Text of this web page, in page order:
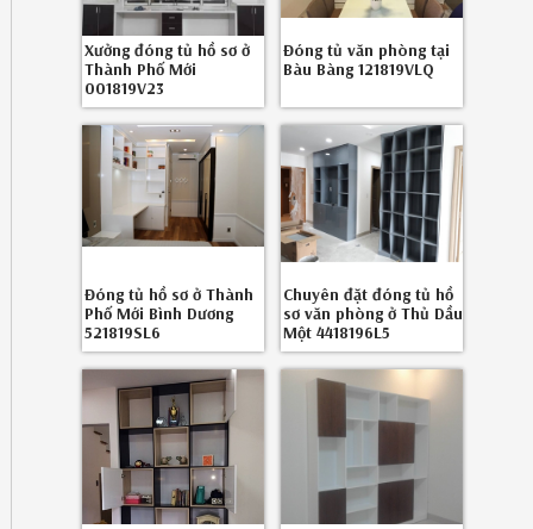
Xưởng đóng tủ hồ sơ ở
Thành Phố Mới
001819V23
Đóng tủ văn phòng tại
Bàu Bàng 121819VLQ
Đóng tủ hồ sơ ở Thành
Phố Mới Bình Dương
521819SL6
Chuyên đặt đóng tủ hồ
sơ văn phòng ở Thủ Dầu
Một 4418196L5